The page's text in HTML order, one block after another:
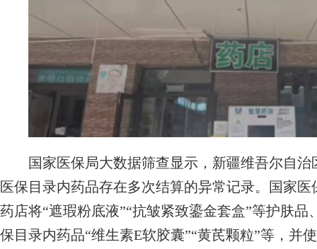
国家医保局大数据筛查显示，新疆维吾尔自治
医保目录内药品存在多次结算的异常记录。国家
药店将“遮瑕粉底液”“抗皱紧致鎏金套盒”等护肤
保目录内药品“维生素E软胶囊”“黄芪颗粒”等，并